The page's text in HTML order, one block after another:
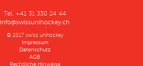
Tel. +41 31 330 24 44
info@swissunihockey.ch
© 2017 swiss unihockey
Impressum
Datenschutz
AGB
Rechtliche Hinweise